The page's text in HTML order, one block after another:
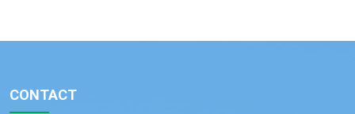
CONTACT